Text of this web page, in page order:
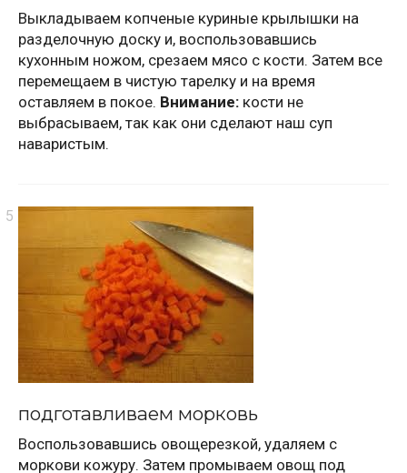
Выкладываем копченые куриные крылышки на
разделочную доску и, воспользовавшись
кухонным ножом, срезаем мясо с кости. Затем все
перемещаем в чистую тарелку и на время
оставляем в покое. Внимание: кости не
выбрасываем, так как они сделают наш суп
наваристым.
подготавливаем морковь
Воспользовавшись овощерезкой, удаляем с
моркови кожуру. Затем промываем овощ под